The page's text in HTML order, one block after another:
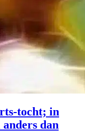
tocht; in
anders dan